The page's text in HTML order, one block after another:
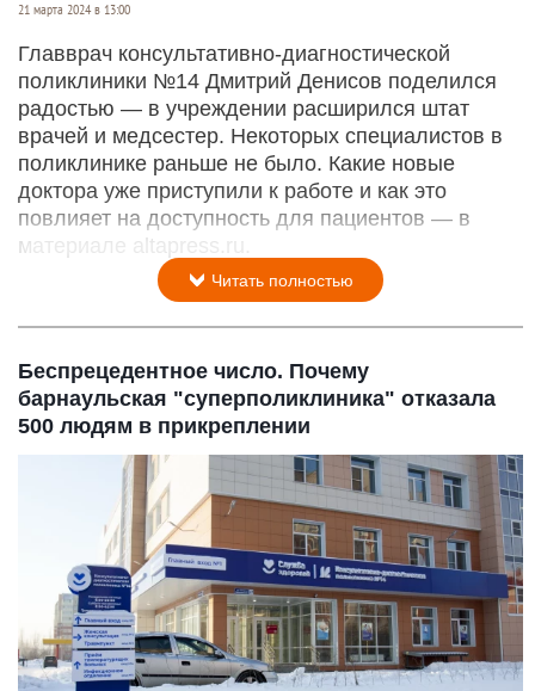
21 марта 2024 в 13:00
Главврач консультативно-диагностической
поликлиники №14 Дмитрий Денисов поделился
радостью — в учреждении расширился штат
врачей и медсестер. Некоторых специалистов в
поликлинике раньше не было. Какие новые
доктора уже приступили к работе и как это
повлияет на доступность для пациентов — в
материале altapress.ru.
Читать полностью
Беспрецедентное число. Почему
барнаульская "суперполиклиника" отказала
500 людям в прикреплении